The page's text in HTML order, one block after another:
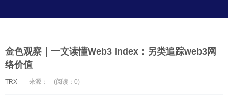
金色观察｜一文读懂Web3 Index：另类追踪web3网
络价值
TRX 来源： (阅读：0)